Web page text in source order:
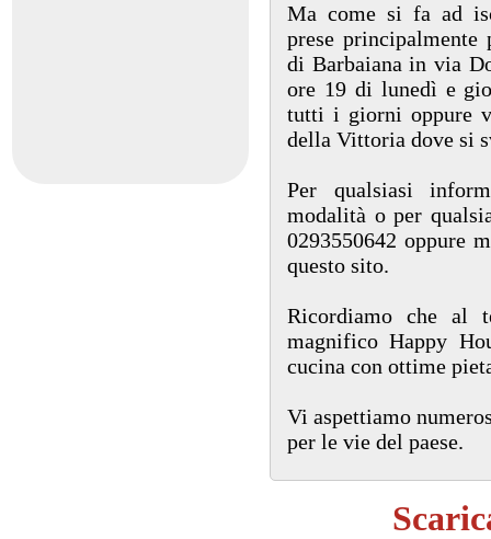
Ma come si fa ad
prese principalmente
di Barbaiana in via
ore 19 di lunedì e
tutti i giorni oppure
della Vittoria dove si
Per qualsiasi
modalità o per
0293550642 oppure
questo sito.
Ricordiamo che al
magnifico Happy
cucina con ottime
Vi aspettiamo
per le vie del paese.